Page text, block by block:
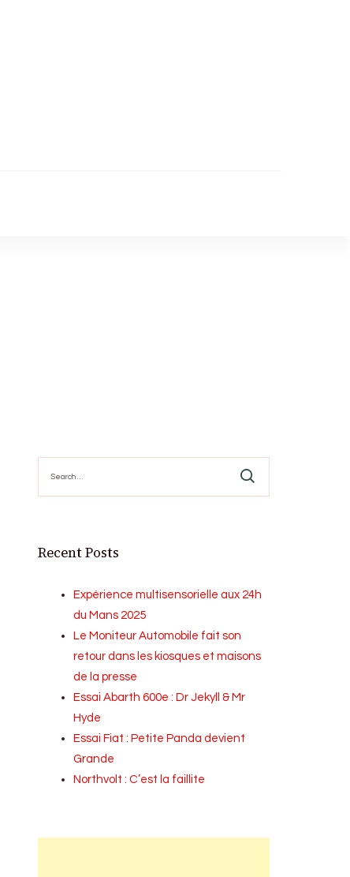
for:
Recent Posts
Expérience multisensorielle aux 24h
du Mans 2025
Le Moniteur Automobile fait son
retour dans les kiosques et maisons
de la presse
Essai Abarth 600e : Dr Jekyll & Mr
Hyde
Essai Fiat : Petite Panda devient
Grande
Northvolt : C’est la faillite